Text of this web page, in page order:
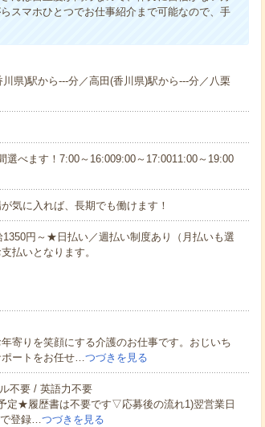
スマホひとつでお仕事紹介まで可能なので、手
県)駅から---分／高田(香川県)駅から---分／八栗
べます！7:00～16:009:00～17:0011:00～19:00
に入れば、長期でも働けます！
円～★日払い／週払い制度あり（月払いも選
払いとなります。
寄りを笑顔にする介護のお仕事です。おじいち
ポートをお任せ…つづきを見る
不要 / 英語力不要
定★履歴書は不要です▽応募後の流れ1)翌営業日
で登録…つづきを見る